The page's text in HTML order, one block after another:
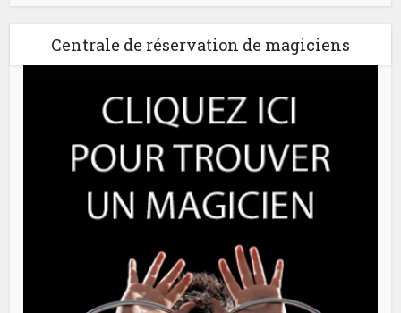
Centrale de réservation de magiciens